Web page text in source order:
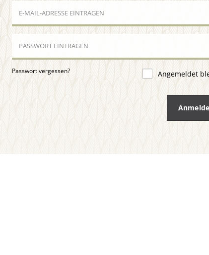
Passwort vergessen? Angemeldet